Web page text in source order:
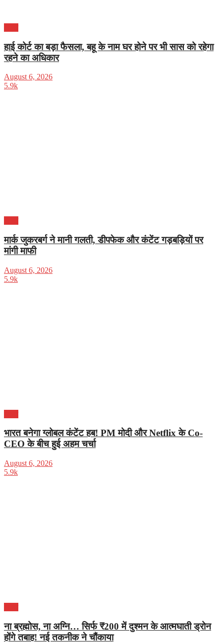
हाई कोर्ट का बड़ा फैसला, बहू के नाम घर होने पर भी सास को रहेगा
रहने का अधिकार
August 6, 2026
5.9k
मार्क जुकरबर्ग ने मानी गलती, डीपफेक और कंटेंट गड़बड़ियों पर
मांगी माफी
August 6, 2026
5.9k
भारत बनेगा ग्लोबल कंटेंट हब! PM मोदी और Netflix के Co-
CEO के बीच हुई अहम चर्चा
August 6, 2026
5.9k
ना ब्रह्मोस, ना अग्नि… सिर्फ ₹200 में दुश्मन के आत्मघाती ड्रोन
होंगे तबाह! नई तकनीक ने चौंकाया